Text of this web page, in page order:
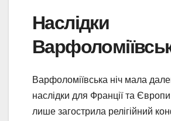
Наслідки
Варфоломіївська ніч мала
наслідки для Франції та
лише загострила релігійний